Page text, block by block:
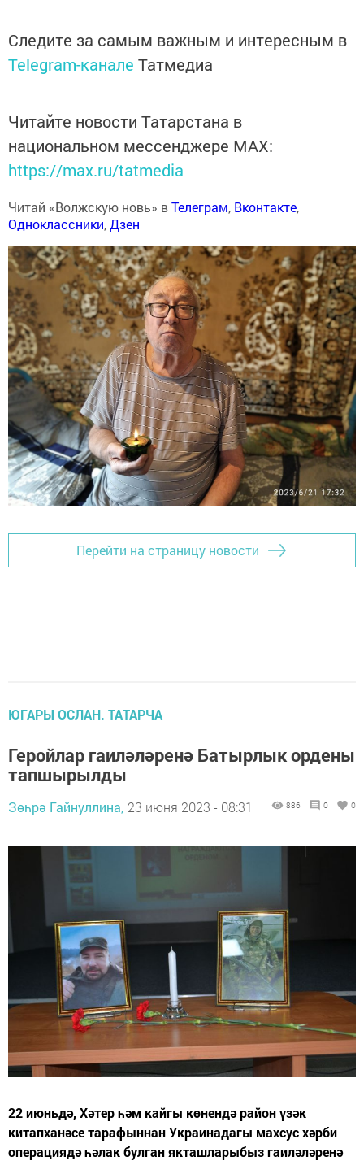
Следите за самым важным и интересным в
Telegram-канале Татмедиа
Читайте новости Татарстана в
национальном мессенджере MАХ:
https://max.ru/tatmedia
Читай «Волжскую новь» вТелеграм, Вконтакте,
Одноклассники,Дзен
Перейти на страницу новости
ЮГАРЫ ОСЛАН. ТАТАРЧА
Геройлар гаиләләренә Батырлык ордены
тапшырылды
Зөһрә Гайнуллина, 23 июня 2023 - 08:31 886 0 0
22 июньдә, Хәтер һәм кайгы көнендә район үзәк
китапханәсе тарафыннан Украинадагы махсус хәрби
операциядә һәлак булган якташларыбыз гаиләләренә